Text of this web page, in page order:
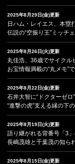
2025年8月29日(金)更新
日ハム・レイエス、本塁
伝説の“空振り王”ミッチ
2025年8月26日(火)更新
丸佳浩、36歳でサイクル
お宝情報満載の“丸メモ”
2025年8月22日(金)更新
石井大智に“ドクターゼロ
“進撃の虎”支える縁の下
2025年8月19日(火)更新
語り継がれる背番号「3
長嶋茂雄と千葉茂の知ら
2025年8月15日(金)更新